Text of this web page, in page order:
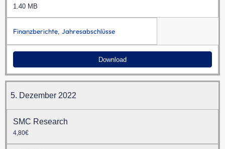
1.40 MB
Finanzberichte, Jahresabschlüsse
Download
5. Dezember 2022
SMC Research
4,80€